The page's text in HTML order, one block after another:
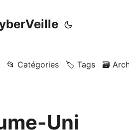
📂 Catégories 🏷️ Tags 🗃️
Uni